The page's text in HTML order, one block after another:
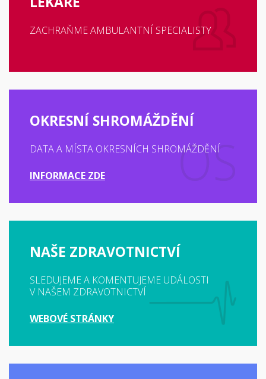
ZACHRAŇME AMBULANTNÍ SPECIALISTY
OKRESNÍ SHROMÁŽDĚNÍ
DATA A MÍSTA OKRESNÍCH SHROMÁŽDĚNÍ
INFORMACE ZDE
NAŠE ZDRAVOTNICTVÍ
SLEDUJEME A KOMENTUJEME UDÁLOSTI
V NAŠEM ZDRAVOTNICTVÍ
WEBOVÉ STRÁNKY